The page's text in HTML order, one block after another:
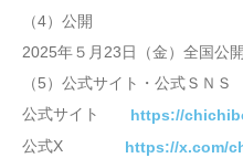
（4）公開
2025年５月23日（金）全国公開
（5）公式サイト・公式ＳＮＳ
公式サイト https://
公式X https://x.com/